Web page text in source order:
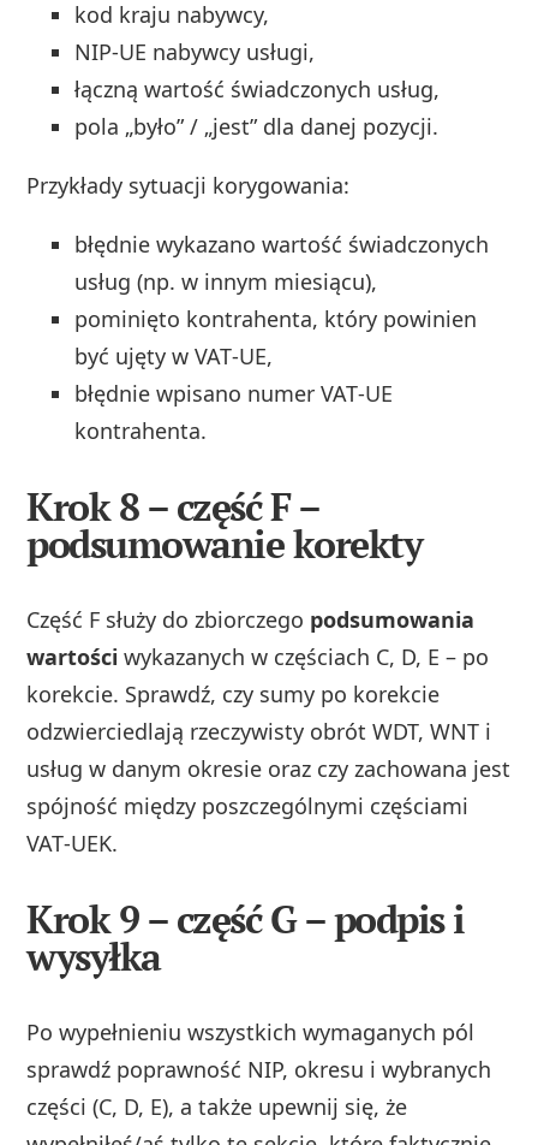
kod kraju nabywcy,
NIP‑UE nabywcy usługi,
łączną wartość świadczonych usług,
pola „było” / „jest” dla danej pozycji.
Przykłady sytuacji korygowania:
błędnie wykazano wartość świadczonych
usług (np. w innym miesiącu),
pominięto kontrahenta, który powinien
być ujęty w VAT‑UE,
błędnie wpisano numer VAT‑UE
kontrahenta.
Krok 8 – część F –
podsumowanie korekty
Część F służy do zbiorczego podsumowania
wartości wykazanych w częściach C, D, E – po
korekcie. Sprawdź, czy sumy po korekcie
odzwierciedlają rzeczywisty obrót WDT, WNT i
usług w danym okresie oraz czy zachowana jest
spójność między poszczególnymi częściami
VAT‑UEK.
Krok 9 – część G – podpis i
wysyłka
Po wypełnieniu wszystkich wymaganych pól
sprawdź poprawność NIP, okresu i wybranych
części (C, D, E), a także upewnij się, że